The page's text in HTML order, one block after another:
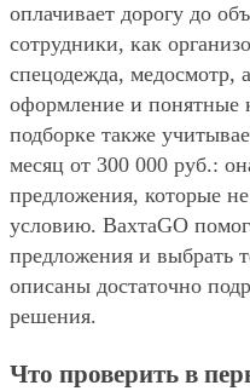
оплачивает дорогу до
сотрудники, как
спецодежда, медосмотр,
оформление и понятные
подборке также
месяц от 300 000 руб.:
предложения, которые
условию. ВахтаGO
предложения и выбрать
описаны достаточно
решения.
Что проверить в